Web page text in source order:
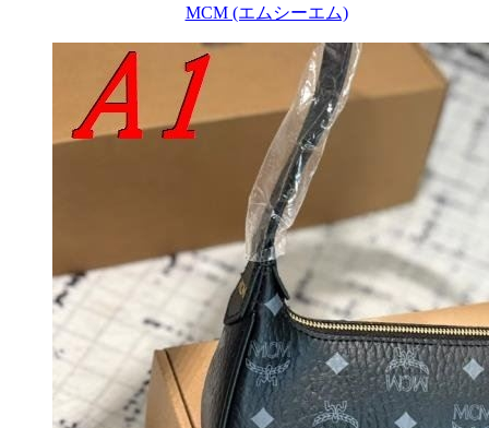
MCM (エムシーエム)